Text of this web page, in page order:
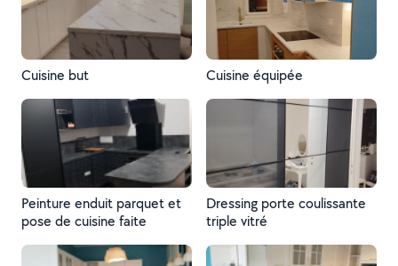
Cuisine but Cuisine équipée
Peinture enduit parquet et
pose de cuisine faite
Dressing porte coulissante
triple vitré